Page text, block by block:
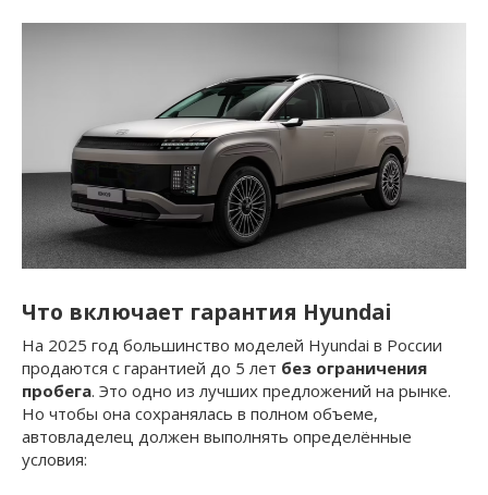
Что включает гарантия Hyundai
На 2025 год большинство моделей Hyundai в России
продаются с гарантией до 5 лет без ограничения
пробега. Это одно из лучших предложений на рынке.
Но чтобы она сохранялась в полном объеме,
автовладелец должен выполнять определённые
условия: